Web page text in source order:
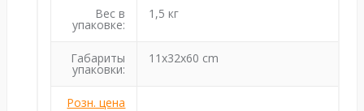
Вес в
упаковке:
1,5 кг
Габариты
упаковки:
11x32x60 cm
Розн. цена